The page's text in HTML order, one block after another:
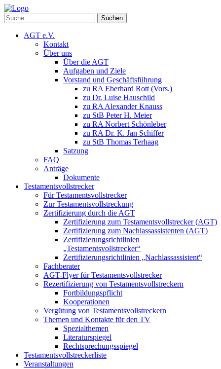
Suchen
AGT e.V.
Kontakt
Über uns
Über die AGT
Aufgaben und Ziele
Vorstand und Geschäftsführung
zu RA Eberhard Rott (Vors.)
zu Dr. Luise Hauschild
zu RA Alexander Knauss
zu StB Peter H. Meier
zu RA Norbert Schönleber
zu RA Dr. K. Jan Schiffer
zu StB Thomas Terhaag
Satzung
FAQ
Anträge
Dokumente
Testamentsvollstrecker
Für Testamentsvollstrecker
Zur Testamentsvollstreckung
Zertifizierung durch die AGT
Zertifizierung zum Testamentsvollstrecker (AGT)
Zertifizierung zum Nachlassassistenten (AGT)
Zertifizierungsrichtlinien
„Testamentsvollstrecker“
Zertifizierungsrichtlinien „Nachlassassistent“
Fachberater
AGT-Flyer für Testamentsvollstrecker
Rezertifizierung von Testamentsvollstreckern
Fortbildungspflicht
Kooperationen
Vergütung von Testamentsvollstreckern
Themen und Kontakte für den TV
Spezialthemen
Literaturspiegel
Rechtsprechungsspiegel
Testamentsvollstreckerliste
Veranstaltungen